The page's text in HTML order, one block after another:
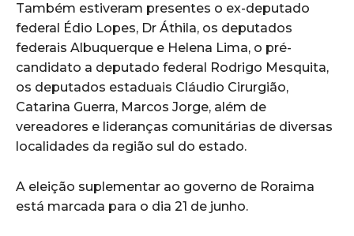
Também estiveram presentes o ex-deputado
federal Édio Lopes, Dr Áthila, os deputados
federais Albuquerque e Helena Lima, o pré-
candidato a deputado federal Rodrigo Mesquita,
os deputados estaduais Cláudio Cirurgião,
Catarina Guerra, Marcos Jorge, além de
vereadores e lideranças comunitárias de diversas
localidades da região sul do estado.
A eleição suplementar ao governo de Roraima
está marcada para o dia 21 de junho.